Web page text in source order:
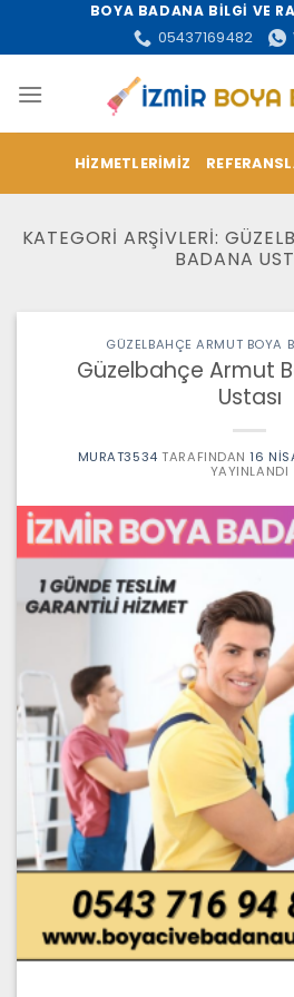
BOYA BADANA BİLGİ VE
05437169482
HIZMETLERIMIZ
KATEGORI ARŞIVLERI:
BADANA
GÜZELBAHÇE ARMUT BOYA
Güzelbahçe Armut
Ustası
MURAT3534 TARAFINDAN 16
YAYINLANDI